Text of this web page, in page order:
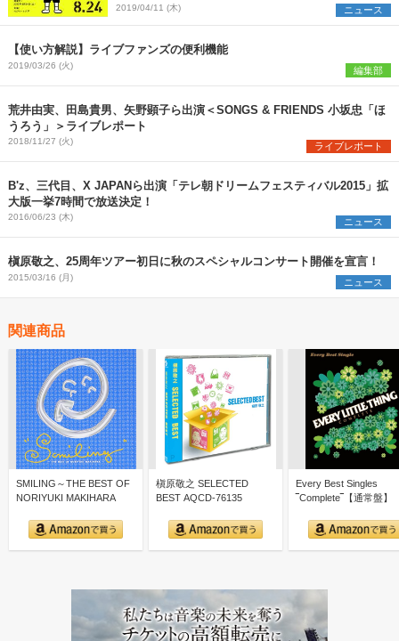
ーズ第一弾出演者も発表
2019/04/11 (木) ニュース
【使い方解説】ライブファンズの便利機能
2019/03/26 (火) 編集部
荒井由実、田島貴男、矢野顕子ら出演＜SONGS & FRIENDS 小坂忠「ほ
うろう」＞ライブレポート
2018/11/27 (火) ライブレポート
B'z、三代目、X JAPANら出演「テレ朝ドリームフェスティバル2015」拡
大版一挙7時間で放送決定！
2016/06/23 (木) ニュース
槇原敬之、25周年ツアー初日に秋のスペシャルコンサート開催を宣言！
2015/03/16 (月) ニュース
関連商品
SMILING～THE BEST OF
NORIYUKI MAKIHARA
槇原敬之 SELECTED
BEST AQCD-76135
Every Best Singles
‾Complete‾【通常盤】